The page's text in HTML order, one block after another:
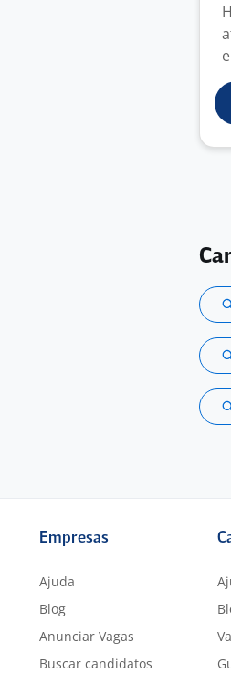
Empresas
Ajuda
Blog
Anunciar Vagas
Buscar candidatos